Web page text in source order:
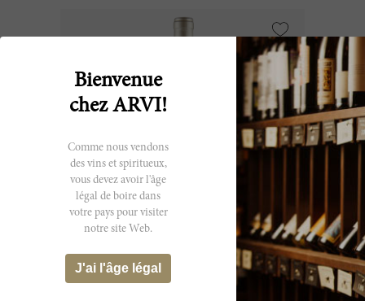
Aalto 2023
Bienvenue
chez ARVI!
Comme nous vendons
des vins et spiritueux,
vous devez avoir l'âge
légal de boire dans
votre pays pour visiter
notre site Web.
J'ai l'âge légal